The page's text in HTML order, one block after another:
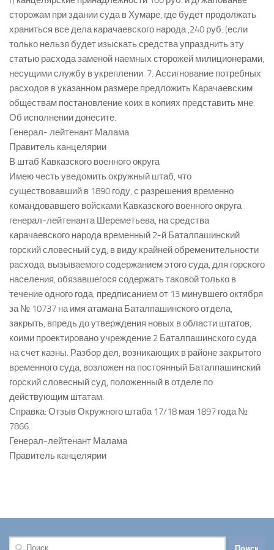
сторожам при здании суда в Хумаре, где будет продолжать
храниться все дела карачаевского народа ,240 руб. (если
только нельзя будет изыскать средства упразднить эту
статью расхода заменой наемных сторожей милиционерами,
несущими службу в укреплении. 7. Ассигнование потребных
расходов в указанном размере предложить Карачаевским
обществам постановление коих в копиях представить мне.
Об исполнении донесите.
Генерал- лейтенант Малама
Правитель канцелярии
В штаб Кавказского военного округа
Имею честь уведомить окружный штаб, что
существовавший в 1890 году, с разрешения временно
командовавшего войсками Кавказского военного округа
генерал-лейтенанта Шереметьева, на средства
карачаевского народа временный 2-й Баталпашинский
горский словесный суд, в виду крайней обременительности
расхода, вызываемого содержанием этого суда, для горского
населения, обязавшегося содержать таковой только в
течение одного года, предписанием от 13 минувшего октября
за № 10737 на имя атамана Баталпашинского отдела,
закрыть, впредь до утверждения новых в области штатов,
коими проектировано учреждение 2 Баталпашинского суда
на счет казны. Разбор дел, возникающих в районе закрытого
временного суда, возложен на постоянный Баталпашинский
горский словесный суд, положенный в отделе по
действующим штатам.
Справка: Отзыв Окружного штаба 17/18 мая 1897 года №
7866.
Генерал-лейтенант Малама
Правитель канцелярии
Найти: